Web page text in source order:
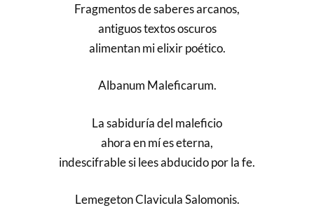
Fragmentos de saberes arcanos,
antiguos textos oscuros
alimentan mi elixir poético.
Albanum Maleficarum.
La sabiduría del maleficio
ahora en mí es eterna,
indescifrable si lees abducido por la fe.
Lemegeton Clavicula Salomonis.